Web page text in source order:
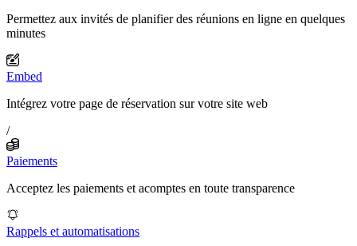
Permettez aux invités de planifier des réunions en ligne en quelques
minutes
Embed
Intégrez votre page de réservation sur votre site web
/
Paiements
Acceptez les paiements et acomptes en toute transparence
Rappels et automatisations